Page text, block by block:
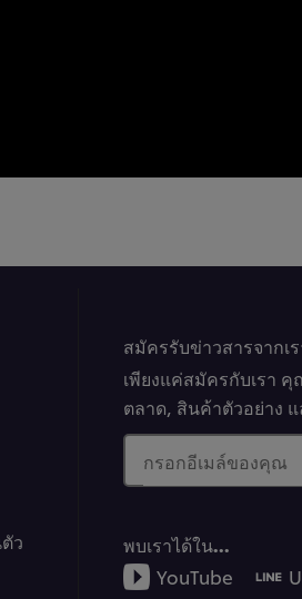
ว
สมัครรับข่าวสารจากเ
เพียงแค่สมัครกับเรา
ตลาด, สินค้าตัวอย่าง
กรอกอีเมล์ของคุณ
พบเราได้ใน…
YouTube